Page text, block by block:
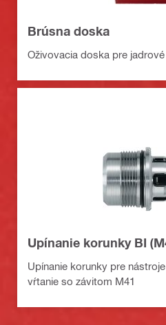
Brúsna doska
Oživovacia doska pre
Upínanie korunky BI
Upínanie korunky pre
vŕtanie so závitom M41